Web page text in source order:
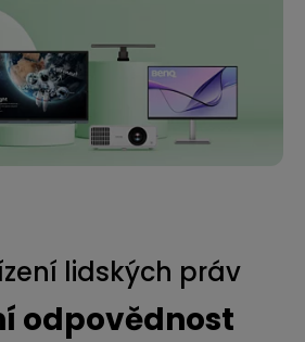
lidských práv
odpovědnost